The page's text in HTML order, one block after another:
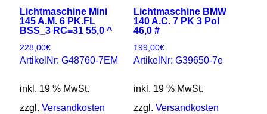
Lichtmaschine Mini
145 A.M. 6 PK.FL
BSS_3 RC=31 55,0 ^
228,00€
ArtikelNr: G48760-7EM
inkl. 19 % MwSt.
zzgl. Versandkosten
Lichtmaschine BMW
140 A.C. 7 PK 3 Pol
46,0 #
199,00€
ArtikelNr: G39650-7e
inkl. 19 % MwSt.
zzgl. Versandkosten